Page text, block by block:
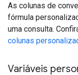
As colunas de
fórmula
uma consulta.
colunas
Variáveis